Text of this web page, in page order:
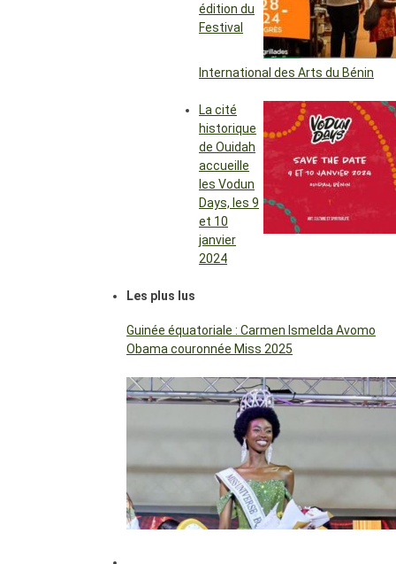
édition du
Festival
International des Arts du Bénin
La cité
historique
de Ouidah
accueille
les Vodun
Days, les 9
et 10
janvier
2024
Les plus lus
Guinée équatoriale : Carmen Ismelda Avomo
Obama couronnée Miss 2025